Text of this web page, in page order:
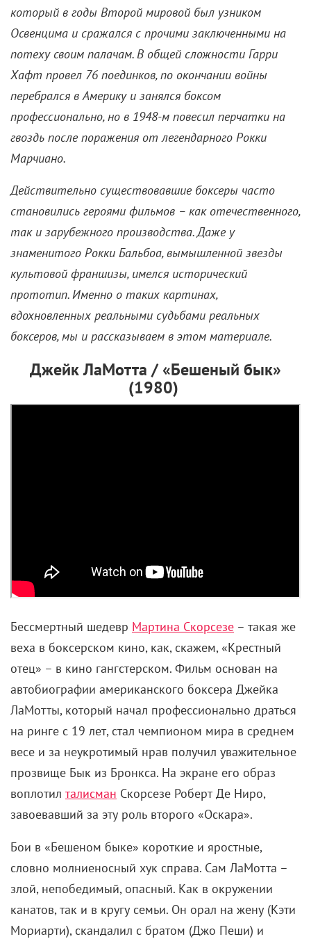
который в годы Второй мировой был узником
Освенцима и сражался с прочими заключенными на
потеху своим палачам. В общей сложности Гарри
Хафт провел 76 поединков, по окончании войны
перебрался в Америку и занялся боксом
профессионально, но в 1948-м повесил перчатки на
гвоздь после поражения от легендарного Рокки
Марчиано.
Действительно существовавшие боксеры часто
становились героями фильмов – как отечественного,
так и зарубежного производства. Даже у
знаменитого Рокки Бальбоа, вымышленной звезды
культовой франшизы, имелся исторический
прототип. Именно о таких картинах,
вдохновленных реальными судьбами реальных
боксеров, мы и рассказываем в этом материале.
Джейк ЛаМотта / «Бешеный бык»
(1980)
Бессмертный шедевр Мартина Скорсезе – такая же
веха в боксерском кино, как, скажем, «Крестный
отец» – в кино гангстерском. Фильм основан на
автобиографии американского боксера Джейка
ЛаМотты, который начал профессионально драться
на ринге с 19 лет, стал чемпионом мира в среднем
весе и за неукротимый нрав получил уважительное
прозвище Бык из Бронкса. На экране его образ
воплотил талисман Скорсезе Роберт Де Ниро,
завоевавший за эту роль второго «Оскара».
Бои в «Бешеном быке» короткие и яростные,
словно молниеносный хук справа. Сам ЛаМотта –
злой, непобедимый, опасный. Как в окружении
канатов, так и в кругу семьи. Он орал на жену (Кэти
Мориарти), скандалил с братом (Джо Пеши) и